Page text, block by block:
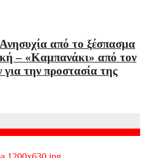
από το ξέσπασμα
– «Καμπανάκι» από τον
την προστασία της